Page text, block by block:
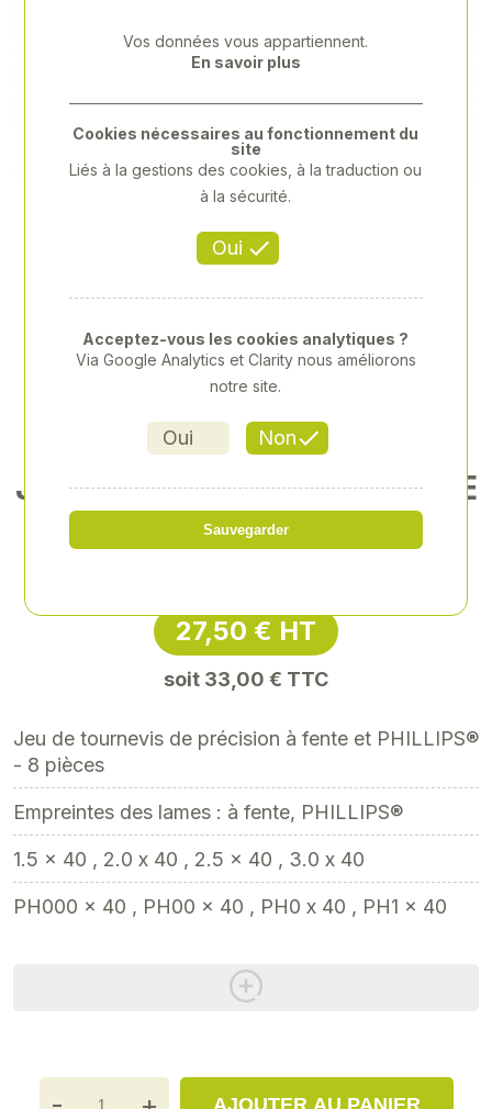
JEU DE 8 TOURNEVIS DE PRE
CISION PHILIPS
27,50 € HT
soit 33,00 € TTC
Jeu de tournevis de précision à fente et PHILLIPS®
- 8 pièces
Empreintes des lames : à fente, PHILLIPS®
1.5 x 40 , 2.0 x 40 , 2.5 x 40 , 3.0 x 40
PH000 x 40 , PH00 x 40 , PH0 x 40 , PH1 x 40
AJOUTER AU PANIER
Vos données vous appartiennent.
En savoir plus
Oui
Cookies nécessaires au fonctionnement du
site
Liés à la gestions des cookies, à la traduction ou
à la sécurité.
Oui Non
Acceptez-vous les cookies analytiques ?
Via Google Analytics et Clarity nous améliorons
notre site.
Sauvegarder